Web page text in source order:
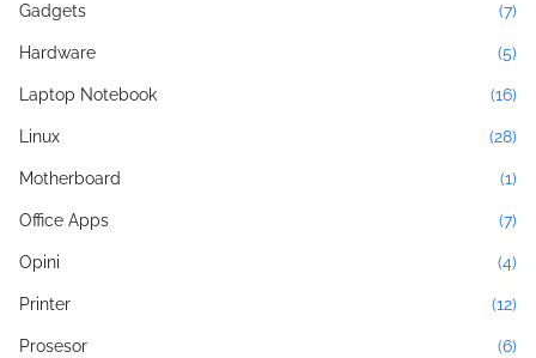
Gadgets (7)
Hardware (5)
Laptop Notebook (16)
Linux (28)
Motherboard (1)
Office Apps (7)
Opini (4)
Printer (12)
Prosesor (6)